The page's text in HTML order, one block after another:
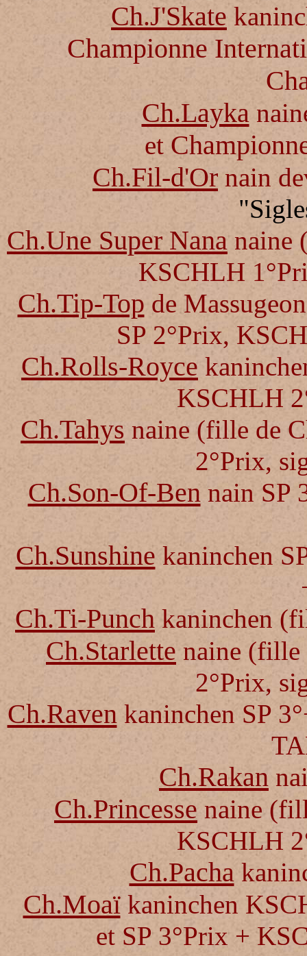
Ch.J'Skate
Championne
Ch.Layka
et
Ch.Fil-d'Or nain
Ch.Une Super Nananaine
KSCHLH
Ch.Tip-Top de
SP 2°Prix,
Ch.Rolls-Royce
KSCHLH
Ch.Tahys naine (fille de
2°Prix,
Ch.Son-Of-Ben nain SP
Ch.Sunshine kaninchen
Ch.Ti-Punch kaninchen
Ch.Starlette naine (fille
2°Prix,
Ch.Raven kaninchen SP
Ch.Rakan
Ch.Princesse naine
KSCHLH
Ch.Pacha
Ch.Moaïkaninchen
et SP 3°Prix +